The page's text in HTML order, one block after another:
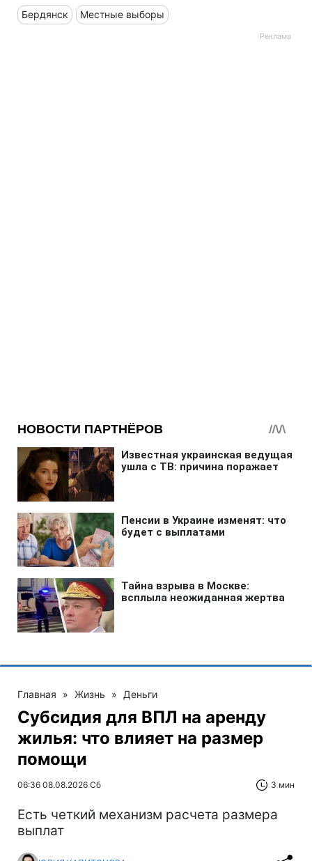
Бердянск Местные выборы
Главная » Жизнь » Деньги
Субсидия для ВПЛ на аренду
жилья: что влияет на размер
помощи
06:36 08.08.2026 Сб 3 мин
Есть четкий механизм расчета размера
выплат